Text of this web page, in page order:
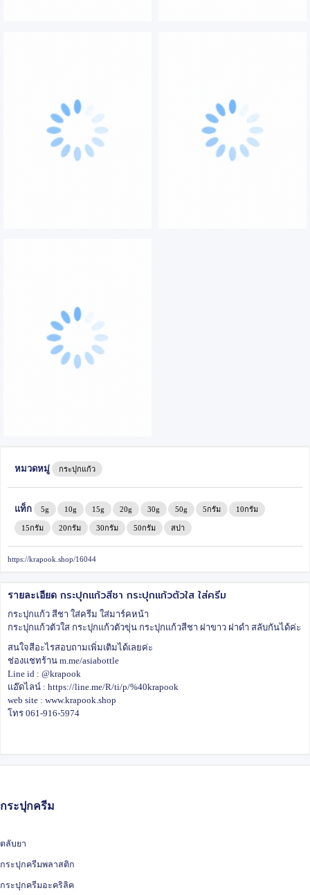
หมวดหมู่ กระปุกแก้ว
แท็ก 5g 10g 15g 20g 30g 50g 5กรัม 10กรัม
15กรัม 20กรัม 30กรัม 50กรัม สปา
https://krapook.shop/16044
รายละเอียด กระปุกแก้วสีชา กระปุกแก้วตัวใส ใส่ครีม
กระปุกแก้ว สีชา ใส่ครีม ใส่มาร์คหน้า
กระปุกแก้วตัวใส กระปุกแก้วตัวขุ่น กระปุกแก้วสีชา ฝาขาว ฝาดำ สลับกันได้ค่ะ
สนใจสีอะไรสอบถามเพิ่มเติมได้เลยค่ะ
ช่องแชทร้าน m.me/asiabottle
Line id : @krapook
แอ๊ดไลน์ : https://line.me/R/ti/p/%40krapook
web site : www.krapook.shop
โทร 061-916-5974
กระปุกครีม
ตลับยา
กระปุกครีมพลาสติก
กระปุกครีมอะคริลิค